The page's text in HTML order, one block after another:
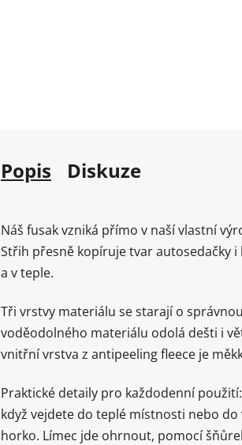
Popis Diskuze
Náš fusak vzniká přímo v naší vlastní
Střih přesně kopíruje tvar autosedačky
a v teple.
Tři vrstvy materiálu se starají o
voděodolného materiálu odolá dešti i
vnitřní vrstva z antipeeling fleece je
Praktické detaily pro každodenní
když vejdete do teplé místnosti nebo
horko. Límec jde ohrnout, pomocí